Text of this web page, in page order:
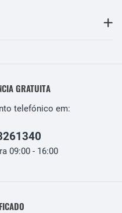
GRATUITA
telefónico em:
09:00 - 16:00